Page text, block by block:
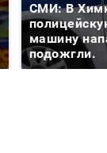
СМИ: В
машину
подожгли.